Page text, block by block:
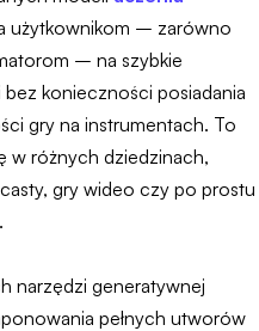
użytkownikom – zarówno
– na szybkie
konieczności posiadania
gry na instrumentach. To
w różnych dziedzinach,
gry wideo czy po prostu
narzędzi generatywnej
pełnych utworów